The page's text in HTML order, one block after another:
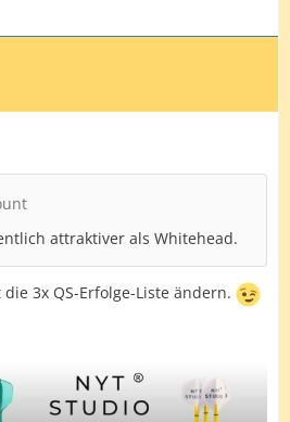
attraktiver als Whitehead.
3x QS-Erfolge-Liste ändern.